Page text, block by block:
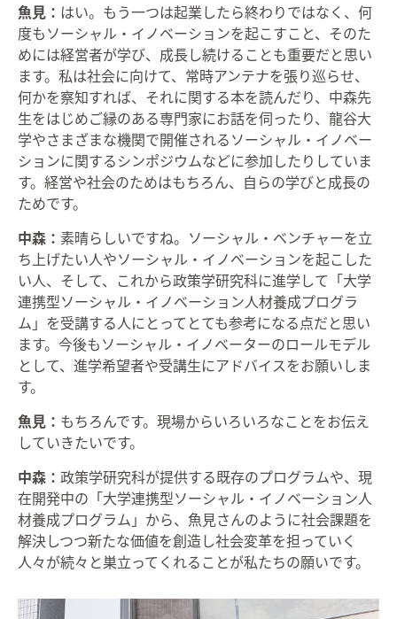
魚見： はい。もう一つは起業したら終わりではなく、何
度もソーシャル・イノベーションを起こすこと、そのた
めには経営者が学び、成長し続けることも重要だと思い
ます。私は社会に向けて、常時アンテナを張り巡らせ、
何かを察知すれば、それに関する本を読んだり、中森先
生をはじめご縁のある専門家にお話を伺ったり、龍谷大
学やさまざまな機関で開催されるソーシャル・イノベー
ションに関するシンポジウムなどに参加したりしていま
す。経営や社会のためはもちろん、自らの学びと成長の
ためです。
中森： 素晴らしいですね。ソーシャル・ベンチャーを立
ち上げたい人やソーシャル・イノベーションを起こした
い人、そして、これから政策学研究科に進学して「大学
連携型ソーシャル・イノベーション人材養成プログラ
ム」を受講する人にとってとても参考になる点だと思い
ます。今後もソーシャル・イノベーターのロールモデル
として、進学希望者や受講生にアドバイスをお願いしま
す。
魚見： もちろんです。現場からいろいろなことをお伝え
していきたいです。
中森： 政策学研究科が提供する既存のプログラムや、現
在開発中の「大学連携型ソーシャル・イノベーション人
材養成プログラム」から、魚見さんのように社会課題を
解決しつつ新たな価値を創造し社会変革を担っていく
人々が続々と巣立ってくれることが私たちの願いです。